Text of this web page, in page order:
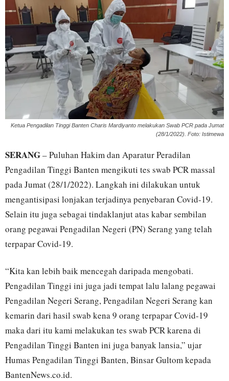
Ketua Pengadilan Tinggi Banten Charis Mardiyanto melakukan Swab PCR pada Jumat
(28/1/2022). Foto: Istimewa
SERANG– Puluhan Hakim dan Aparatur Peradilan
Pengadilan Tinggi Banten mengikuti tes swab PCR massal
pada Jumat (28/1/2022). Langkah ini dilakukan untuk
mengantisipasi lonjakan terjadinya penyebaran Covid-19.
Selain itu juga sebagai tindaklanjut atas kabar sembilan
orang pegawai Pengadilan Negeri (PN) Serang yang telah
terpapar Covid-19.
“Kita kan lebih baik mencegah daripada mengobati.
Pengadilan Tinggi ini juga jadi tempat lalu lalang pegawai
Pengadilan Negeri Serang, Pengadilan Negeri Serang kan
kemarin dari hasil swab kena 9 orang terpapar Covid-19
maka dari itu kami melakukan tes swab PCR karena di
Pengadilan Tinggi Banten ini juga banyak lansia,” ujar
Humas Pengadilan Tinggi Banten, Binsar Gultom kepada
BantenNews.co.id.